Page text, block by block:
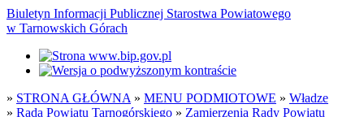
Biuletyn Informacji Publicznej Starostwa Powiatowego
w Tarnowskich Górach
» STRONA GŁÓWNA » MENU PODMIOTOWE » Władze
» Rada Powiatu Tarnogórskiego » Zamierzenia Rady Powiatu